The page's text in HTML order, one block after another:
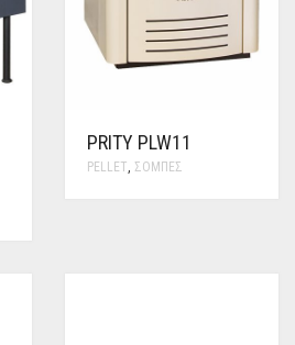
PRITY PLW11
PELLET ΣΌΜΠΕΣ